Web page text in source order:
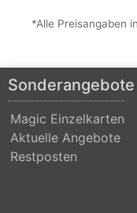
Maze
of
Tarkir
Duel
Decks:
*Alle Preisangaben
Sonderangebote
Magic Einzelkarten
Aktuelle Angebote
Restposten